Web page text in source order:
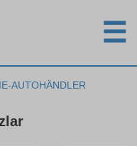
☰
AUTOHÄNDLER